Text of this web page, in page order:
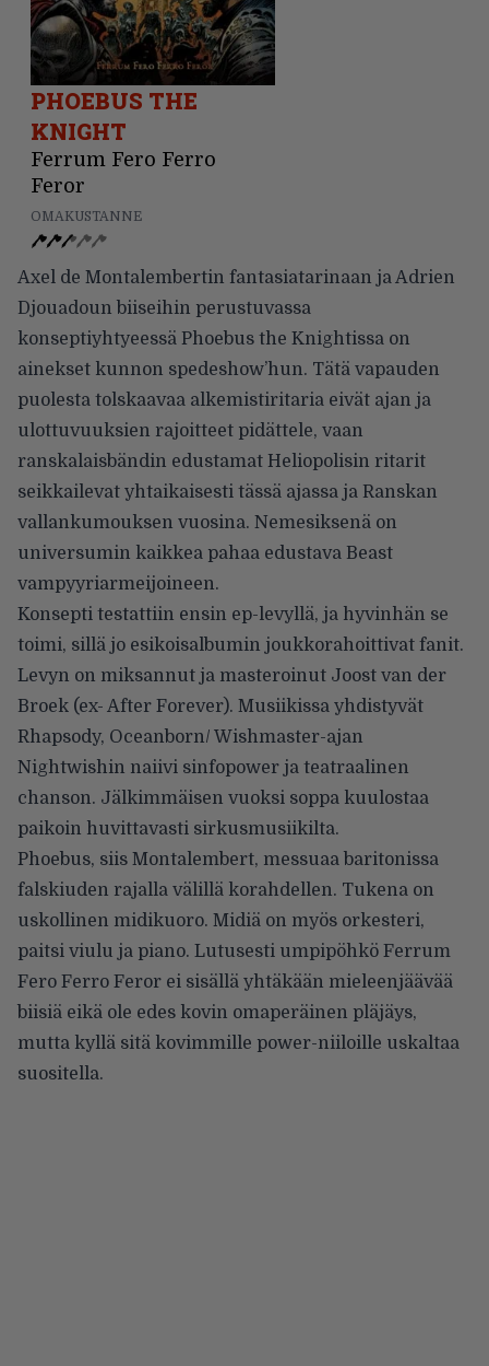
PHOEBUS THE
KNIGHT
Ferrum Fero Ferro
Feror
OMAKUSTANNE
Axel de Montalembertin fantasiatarinaan ja Adrien
Djouadoun biiseihin perustuvassa
konseptiyhtyeessä Phoebus the Knightissa on
ainekset kunnon spedeshow’hun. Tätä vapauden
puolesta tolskaavaa alkemistiritaria eivät ajan ja
ulottuvuuksien rajoitteet pidättele, vaan
ranskalaisbändin edustamat Heliopolisin ritarit
seikkailevat yhtaikaisesti tässä ajassa ja Ranskan
vallankumouksen vuosina. Nemesiksenä on
universumin kaikkea pahaa edustava Beast
vampyyriarmeijoineen.
Konsepti testattiin ensin ep-levyllä, ja hyvinhän se
toimi, sillä jo esikoisalbumin joukkorahoittivat fanit.
Levyn on miksannut ja masteroinut Joost van der
Broek (ex- After Forever). Musiikissa yhdistyvät
Rhapsody, Oceanborn/ Wishmaster-ajan
Nightwishin naiivi sinfopower ja teatraalinen
chanson. Jälkimmäisen vuoksi soppa kuulostaa
paikoin huvittavasti sirkusmusiikilta.
Phoebus, siis Montalembert, messuaa baritonissa
falskiuden rajalla välillä korahdellen. Tukena on
uskollinen midikuoro. Midiä on myös orkesteri,
paitsi viulu ja piano. Lutusesti umpipöhkö Ferrum
Fero Ferro Feror ei sisällä yhtäkään mieleenjäävää
biisiä eikä ole edes kovin omaperäinen pläjäys,
mutta kyllä sitä kovimmille power-niiloille uskaltaa
suositella.